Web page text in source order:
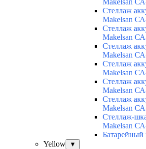
Makelsan
Cтеллаж
Makelsan
Cтеллаж
Makelsan
Cтеллаж
Makelsan
Cтеллаж
Makelsan
Cтеллаж
Makelsan
Cтеллаж
Makelsan
Стеллаж-
Makelsan
Yellow
▼